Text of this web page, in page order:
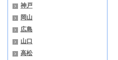
神戸
岡山
広島
山口
高松